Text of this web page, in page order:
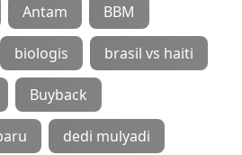
Antam BBM
biologis brasil vs haiti
Buyback
dedi mulyadi